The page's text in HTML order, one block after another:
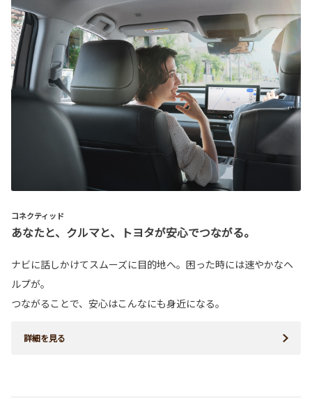
コネクティッド
あなたと、クルマと、トヨタが安心でつながる。
ナビに話しかけてスムーズに目的地へ。困った時には速やかなヘ
ルプが。
つながることで、安心はこんなにも身近になる。
詳細を見る